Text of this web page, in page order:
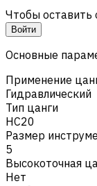
Чтобы оставить
Войти
Основные
Применение
Гидравлический
Тип цанги
HC20
Размер
5
Высокоточная
Нет